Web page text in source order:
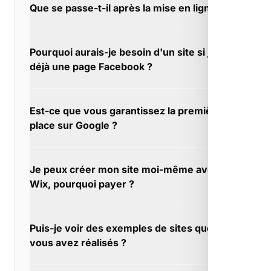
souvent 2 à 4 semaines. À Mollégès, le SEO
Que se passe-t-il après la mise en ligne ?
Mollégès, nous vous conseillons sur les
évolutions pertinentes.
Pourquoi aurais-je besoin d'un site si j'ai
déjà une page Facebook ?
reste la base. À Mollégès, votre page
Facebook peut renvoyer vers votre site, où
Est-ce que vous garantissez la première
place sur Google ?
Mollégès, nos clients sont généralement très
satisfaits de leur progression.
Je peux créer mon site moi-même avec
Wix, pourquoi payer ?
vous faites du e-commerce. À Mollégès, avec
un site sur-mesure, vous gardez 100% de vos
Puis-je voir des exemples de sites que
vous avez réalisés ?